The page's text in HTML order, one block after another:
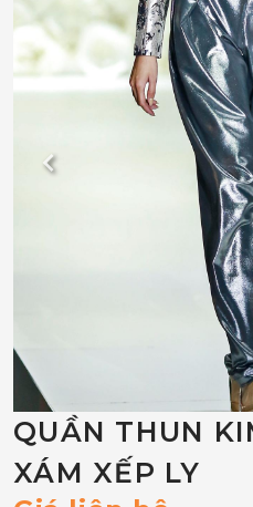
QUẦN THUN
XÁM XẾP LY